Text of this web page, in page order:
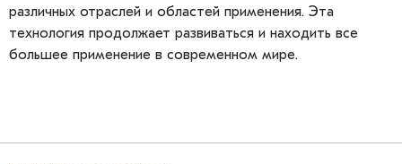
различных отраслей и областей применения. Эта
технология продолжает развиваться и находить все
большее применение в современном мире.